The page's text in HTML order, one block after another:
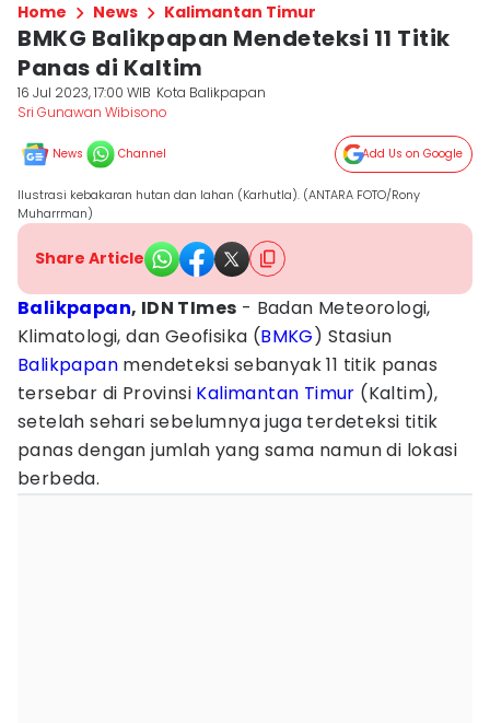
Home News Kalimantan Timur
BMKG Balikpapan Mendeteksi 11 Titik
Panas di Kaltim
16 Jul 2023, 17:00 WIB Kota Balikpapan
Sri Gunawan Wibisono
News Channel Add Us on Google
Ilustrasi kebakaran hutan dan lahan (Karhutla). (ANTARA FOTO/Rony
Muharrman)
Share Article
Balikpapan, IDN TImes - Badan Meteorologi,
Klimatologi, dan Geofisika (BMKG) Stasiun
Balikpapan mendeteksi sebanyak 11 titik panas
tersebar di Provinsi Kalimantan Timur (Kaltim),
setelah sehari sebelumnya juga terdeteksi titik
panas dengan jumlah yang sama namun di lokasi
berbeda.